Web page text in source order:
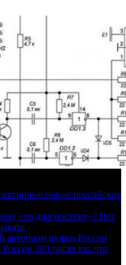
новые российские
«на диагностику»? Вот
автопром нужен России
280 тысяч км: что